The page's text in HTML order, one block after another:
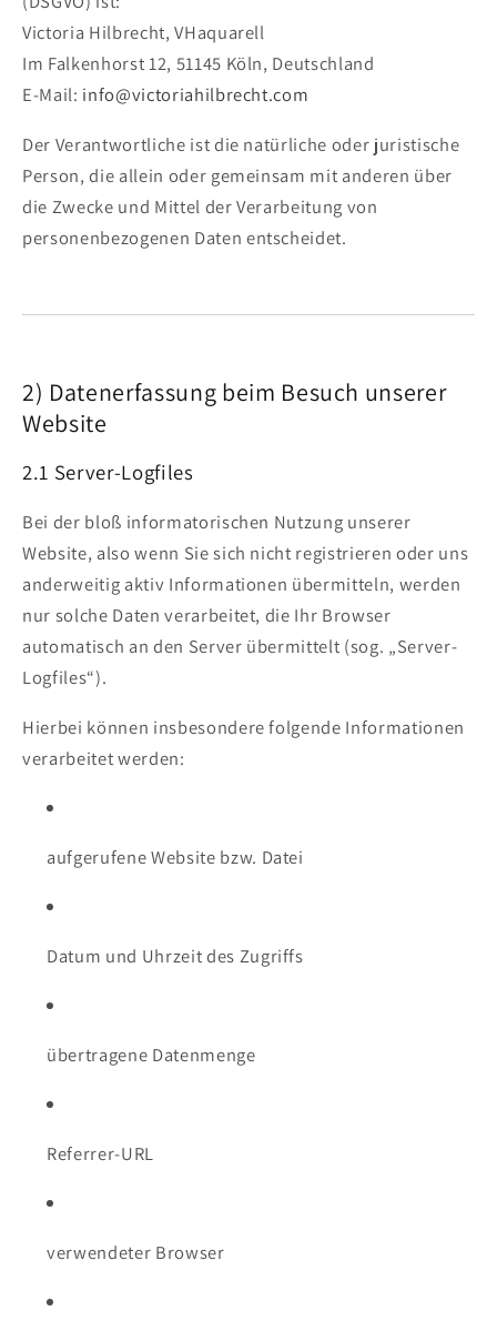
Victoria Hilbrecht, VHaquarell
Im Falkenhorst 12, 51145 Köln, Deutschland
E-Mail: info@victoriahilbrecht.com
Der Verantwortliche ist die natürliche oder juristische
Person, die allein oder gemeinsam mit anderen über
die Zwecke und Mittel der Verarbeitung von
personenbezogenen Daten entscheidet.
2) Datenerfassung beim Besuch unserer
Website
2.1 Server-Logfiles
Bei der bloß informatorischen Nutzung unserer
Website, also wenn Sie sich nicht registrieren oder uns
anderweitig aktiv Informationen übermitteln, werden
nur solche Daten verarbeitet, die Ihr Browser
automatisch an den Server übermittelt (sog. „Server-
Logfiles“).
Hierbei können insbesondere folgende Informationen
verarbeitet werden:
aufgerufene Website bzw. Datei
Datum und Uhrzeit des Zugriffs
übertragene Datenmenge
Referrer-URL
verwendeter Browser